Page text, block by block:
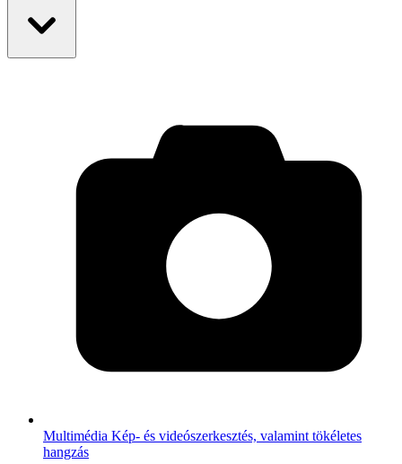
Multimédia Kép- és videószerkesztés, valamint tökéletes
hangzás